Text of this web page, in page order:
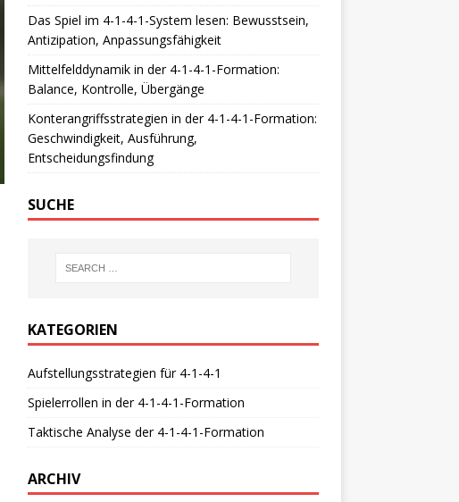
Das Spiel im 4-1-4-1-System lesen: Bewusstsein,
Antizipation, Anpassungsfähigkeit
Mittelfelddynamik in der 4-1-4-1-Formation:
Balance, Kontrolle, Übergänge
Konterangriffsstrategien in der 4-1-4-1-Formation:
Geschwindigkeit, Ausführung,
Entscheidungsfindung
SUCHE
KATEGORIEN
Aufstellungsstrategien für 4-1-4-1
Spielerrollen in der 4-1-4-1-Formation
Taktische Analyse der 4-1-4-1-Formation
ARCHIV